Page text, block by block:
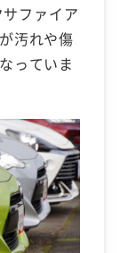
ファイア
汚れや傷
っていま